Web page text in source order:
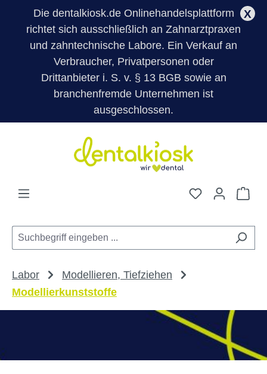
X
Die dentalkiosk.de Onlinehandelsplattform
richtet sich ausschließlich an Zahnarztpraxen
und zahntechnische Labore. Ein Verkauf an
Verbraucher, Privatpersonen oder
Drittanbieter i. S. v. § 13 BGB sowie an
branchenfremde Unternehmen ist
ausgeschlossen.
Zum Hauptinhalt springen
Du hast 0
Labor
Modellieren, Tiefziehen
Modellierkunststoffe